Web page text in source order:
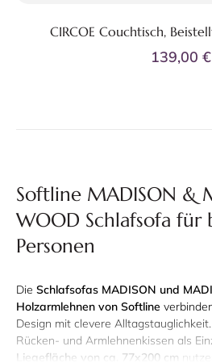
CIRCOE Couchtisch,
139,00 €
Softline MADISON &
WOOD Schlafsofa für
Personen
Die Schlafsofas MADISON und
Holzarmlehnen von Softline
Design mit clevere
Rücken- und Armlehnenkissen als
Liegefläche von ca. 77x200 cm